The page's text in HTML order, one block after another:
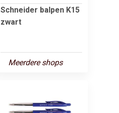
Schneider balpen K15
zwart
Meerdere shops